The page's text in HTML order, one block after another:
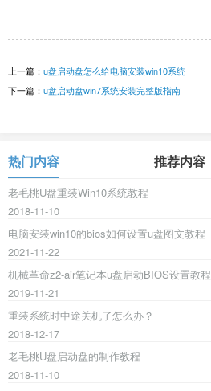
上一篇： u盘启动盘怎么给电脑安装win10系统
下一篇： u盘启动盘win7系统安装完整版指南
热门内容 推荐内容
老毛桃U盘重装Win10系统教程
2018-11-10
电脑安装win10的bios如何设置u盘图文教程
2021-11-22
机械革命z2-air笔记本u盘启动BIOS设置教程
2019-11-21
重装系统时中途关机了怎么办？
2018-12-17
老毛桃U盘启动盘的制作教程
2018-11-10